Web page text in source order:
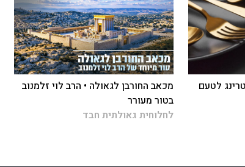
לטעם
מכאב החורבן לגאולה • הרב לוי זלמנוב
בטור מעורר
לחלוחית גאולתית חבד